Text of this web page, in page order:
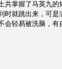
共掌握了马英九
时就跳出来，可
会轻易被洗脑，有